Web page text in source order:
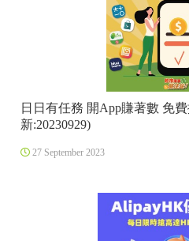
日日有任務 開App賺著數 免
新:20230929)
27 September 2023